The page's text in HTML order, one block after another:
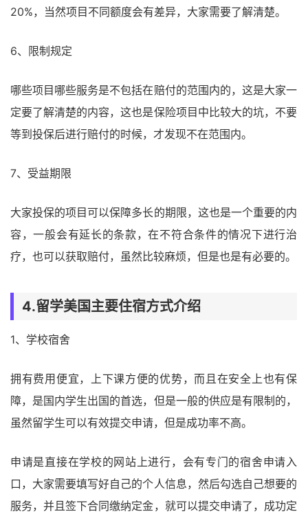
20%，当然项目不同额度会有差异，大家需要了解清楚。
6、限制规定
哪些项目哪些服务是不包括在赔付的范围内的，这是大家一
定要了解清楚的内容，这也是保险项目中比较大的坑，不要
等到投保后进行赔付的时候，才发现不在范围内。
7、受益期限
大家投保的项目可以保障多长的期限，这也是一个重要的内
容，一般会有延长的条款，在不符合条件的情况下进行治
疗，也可以获取赔付，虽然比较麻烦，但是也是有必要的。
4.留学美国主要住宿方式介绍
1、学校宿舍
拥有费用便宜，上下课方便的优势，而且在安全上也有保
障，是国内学生出国的首选，但是一般的供应是有限制的，
虽然留学生可以有效提交申请，但是成功率不高。
申请是直接在学校的网站上进行，会有专门的宿舍申请入
口，大家需要填写好自己的个人信息，然后勾选自己想要的
服务，并且签下合同缴纳定金，就可以提交申请了，成功定